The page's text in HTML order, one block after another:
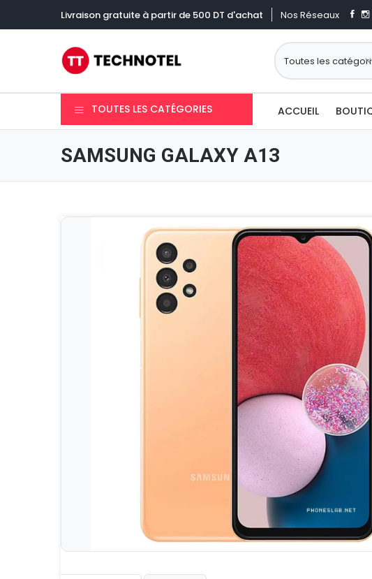
Livraison gratuite à partir de 500 DT d'achat Nos Réseaux
TOUTES LES CATÉGORIES ACCUEIL
SAMSUNG GALAXY A13